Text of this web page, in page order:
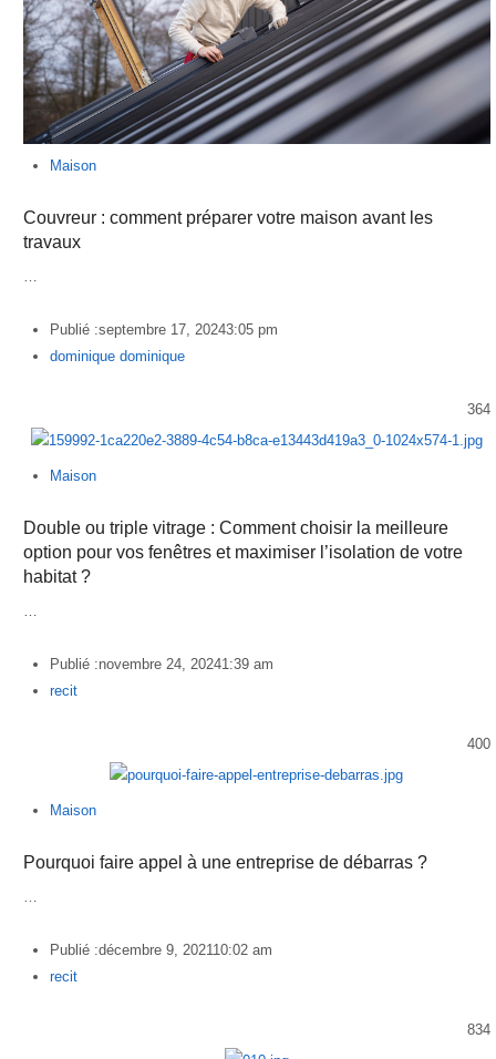
Maison
Couvreur : comment préparer votre maison avant les
travaux
Publié :septembre 17, 20243:05 pm
Author
dominique dominique
364
Maison
Double ou triple vitrage : Comment choisir la meilleure
option pour vos fenêtres et maximiser l’isolation de votre
habitat ?
Publié :novembre 24, 20241:39 am
Author
recit
400
Maison
Pourquoi faire appel à une entreprise de débarras ?
Publié :décembre 9, 2021 10:02 am
Author
recit
834